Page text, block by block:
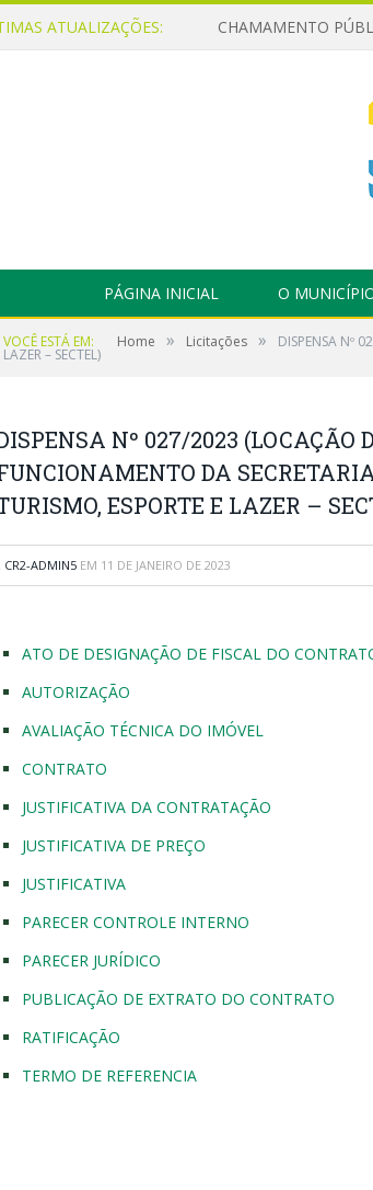
ATUALIZAÇÕES:
PÁGINA INICIAL O
VOCÊ ESTÁ EM: Home » Licitações » DISPENSA Nº
LAZER – SECTEL)
Nº 027/2023 (LOCAÇÃO
DA
ESPORTE E LAZER –
CR2-ADMIN5 EM 11 DE JANEIRO DE 2023
ATO DE DESIGNAÇÃO DE FISCAL DO
AUTORIZAÇÃO
AVALIAÇÃO TÉCNICA DO IMÓVEL
CONTRATO
JUSTIFICATIVA DA CONTRATAÇÃO
JUSTIFICATIVA DE PREÇO
JUSTIFICATIVA
PARECER CONTROLE INTERNO
PARECER JURÍDICO
PUBLICAÇÃO DE EXTRATO DO CONTRATO
RATIFICAÇÃO
TERMO DE REFERENCIA